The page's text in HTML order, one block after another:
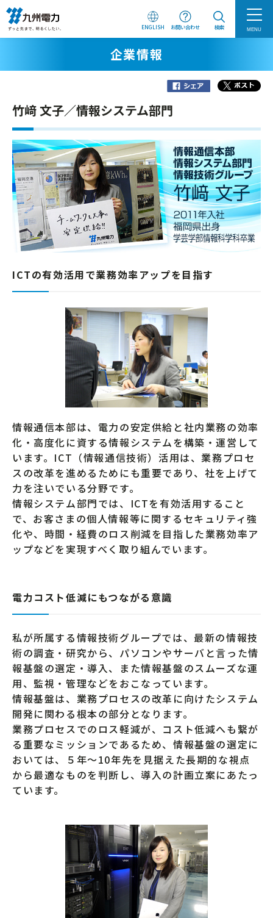
ENGLISH お問い合わせ 検索 MENU
企業情報
竹﨑 文子／情報システム部門
ICTの有効活用で業務効率アップを目指す
情報通信本部は、電力の安定供給と社内業務の効率
化・高度化に資する情報システムを構築・運営して
います。ICT（情報通信技術）活用は、業務プロセ
スの改革を進めるためにも重要であり、社を上げて
力を注いでいる分野です。
情報システム部門では、ICTを有効活用すること
で、お客さまの個人情報等に関するセキュリティ強
化や、時間・経費のロス削減を目指した業務効率ア
ップなどを実現すべく取り組んでいます。
電力コスト低減にもつながる意識
私が所属する情報技術グループでは、最新の情報技
術の調査・研究から、パソコンやサーバと言った情
報基盤の選定・導入、また情報基盤のスムーズな運
用、監視・管理などをおこなっています。
情報基盤は、業務プロセスの改革に向けたシステム
開発に関わる根本の部分となります。
業務プロセスでのロス軽減が、コスト低減へも繋が
る重要なミッションであるため、情報基盤の選定に
おいては、５年〜10年先を見据えた長期的な視点
から最適なものを判断し、導入の計画立案にあたっ
ています。